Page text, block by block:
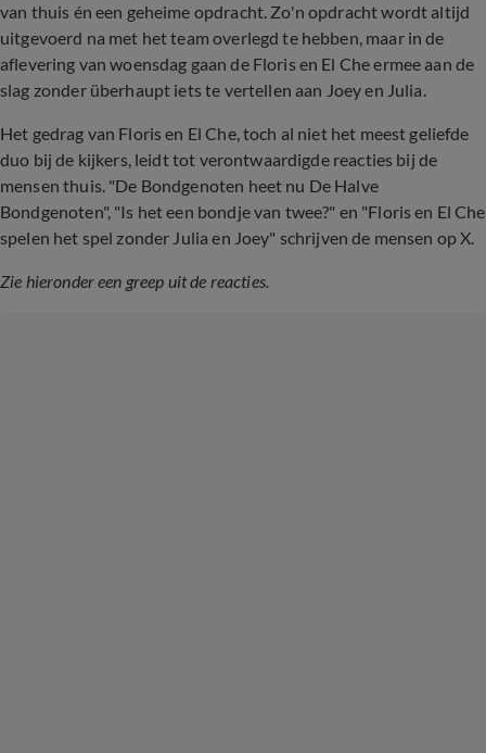
van thuis én een geheime opdracht. Zo'n opdracht wordt altijd
uitgevoerd na met het team overlegd te hebben, maar in de
aflevering van woensdag gaan de Floris en El Che ermee aan de
slag zonder überhaupt iets te vertellen aan Joey en Julia.
Het gedrag van Floris en El Che, toch al niet het meest geliefde
duo bij de kijkers, leidt tot verontwaardigde reacties bij de
mensen thuis. "De Bondgenoten heet nu De Halve
Bondgenoten", "Is het een bondje van twee?" en "Floris en El Che
spelen het spel zonder Julia en Joey" schrijven de mensen op X.
Zie hieronder een greep uit de reacties.